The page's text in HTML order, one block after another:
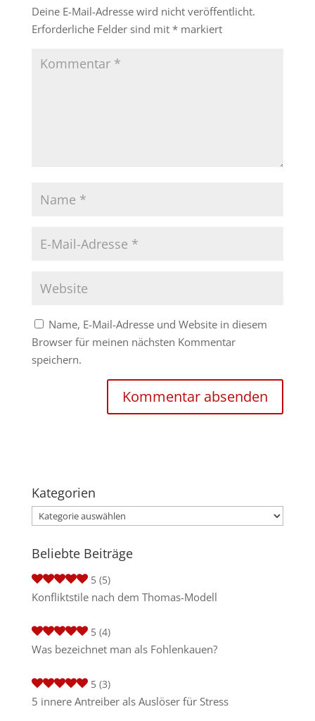
Deine E-Mail-Adresse wird nicht veröffentlicht.
Erforderliche Felder sind mit *markiert
Name, E-Mail-Adresse und Website in diesem
Browser für meinen nächsten Kommentar
speichern.
Kategorien
Kategorien
Beliebte Beiträge
5 (5)
Konfliktstile nach dem Thomas-Modell
5 (4)
Was bezeichnet man als Fohlenkauen?
5 (3)
5 innere Antreiber als Auslöser für Stress